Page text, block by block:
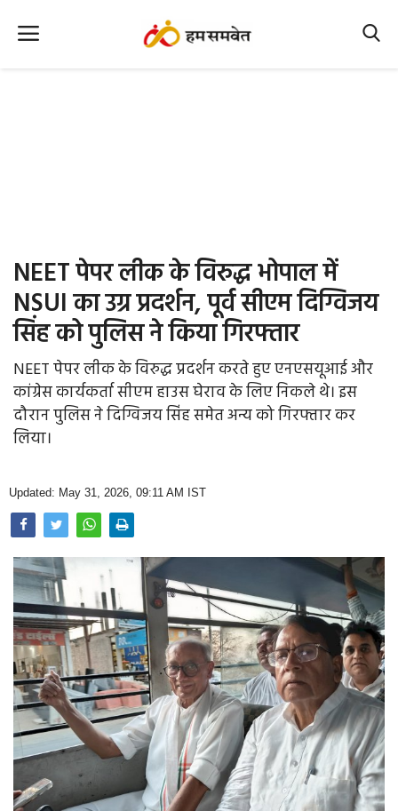
Office Office
Political Gossips
Farm & Food
Opinion
Photo Gallery
Home
NEET पेपर लीक के विरुद्ध भोपाल में
NSUI का उग्र प्रदर्शन, पूर्व सीएम दिग्विजय
सिंह को पुलिस ने किया गिरफ्तार
NEET पेपर लीक के विरुद्ध प्रदर्शन करते हुए एनएसयूआई और
कांग्रेस कार्यकर्ता सीएम हाउस घेराव के लिए निकले थे। इस
दौरान पुलिस ने दिग्विजय सिंह समेत अन्य को गिरफ्तार कर
लिया।
Updated: May 31, 2026, 09:11 AM IST